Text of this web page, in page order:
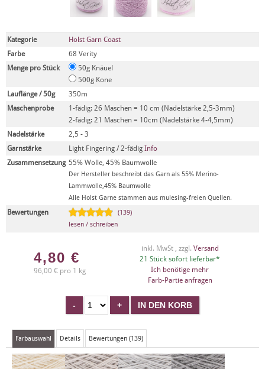
Kategorie
Holst Garn Coast
Farbe
68 Verity
Menge pro Stück
50g Knäuel
500g Kone
Lauflänge / 50g
350m
Maschenprobe
1-fädig: 26 Maschen = 10 cm (Nadelstärke 2,5-3mm)
2-fädig: 21 Maschen = 10cm (Nadelstärke 4-4,5mm)
Nadelstärke
2,5 - 3
Garnstärke
Light Fingering / 2-fädig Info
Zusammensetzung 55% Wolle, 45% Baumwolle
Der Hersteller beschreibt das Garn als 55% Merino-
Lammwolle,45% Baumwolle
Alle Holst Garne stammen aus mulesing-freien Quellen.
Bewertungen
(139)
lesen / schreiben
4,80 €
96,00 € pro 1 kg
inkl. MwSt , zzgl. Versand
21 Stück sofort lieferbar*
Ich benötige mehr
Farb-Partie anfragen
Farbauswahl Details Bewertungen (139)